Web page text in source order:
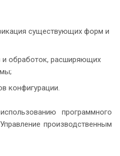
существующих форм и
и обработок, расширяющих
конфигурации.
программного
производственным